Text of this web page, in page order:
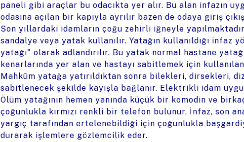
paneli gibi araçlar bu odacıkta yer alır. Bu alan infazın
odasına açılan bir kapıyla ayrılır bazen de odaya giriş
Son yıllardaki idamların çoğu zehirli iğneyle
sandalye veya yatak kullanılır. Yatağın kullanıldığı infaz
yatağı" olarak adlandırılır. Bu yatak normal hastane
kenarlarında yer alan ve hastayı sabitlemek için kullanılan
Mahkûm yatağa yatırıldıktan sonra bilekleri, dirsekleri,
sabitlenecek şekilde kayışla bağlanır. Elektrikli idam
Ölüm yatağının hemen yanında küçük bir komodin ve
çoğunlukla kırmızı renkli bir telefon bulunur. İnfaz, son
yargıç tarafından ertelenebildiği için çoğunlukla
durarak işlemlere gözlemcilik eder.